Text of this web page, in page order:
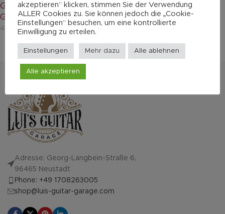
Gitarre 6-saitig, Jazz-
Gitarre, Professionals
4.200,00€ 3.600,00 €
Konzertgitarre 8-saitig
Professionals
Adresse: Georg-Langbein-Straße 6,
96465 Neustadt
Phone: +49 1708263005
shop@luis-guitar-garage.com
akzeptieren“ klicken, stimmen Sie der Verwendung
ALLER Cookies zu. Sie können jedoch die „Cookie-
Einstellungen“ besuchen, um eine kontrollierte
Einwilligung zu erteilen.
Einstellungen Mehr dazu Alle ablehnen
Alle akzeptieren